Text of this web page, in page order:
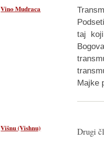
Vino Mudraca
taj
Majke
Višnu (Vishnu) Drugi